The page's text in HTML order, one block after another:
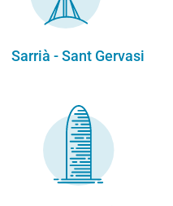
Sarrià - Sant Gervasi